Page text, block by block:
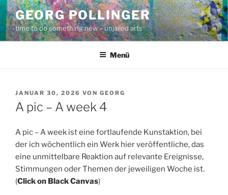
Zum
Inhalt
springen
GEORG POLLINGER
time to do something new – unjailed arts
Menü
VERÖFFENTLICHT
AM
JANUAR 30, 2026 VON GEORG
A pic – A week 4
A pic – A week ist eine fortlaufende Kunstaktion, bei
der ich wöchentlich ein Werk hier veröffentliche, das
eine unmittelbare Reaktion auf relevante Ereignisse,
Stimmungen oder Themen der jeweiligen Woche ist.
(Click on Black Canvas)